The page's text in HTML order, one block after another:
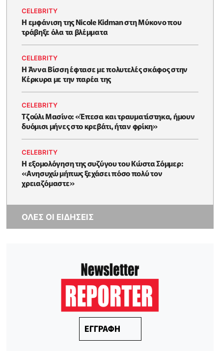
CELEBRITY
Η εμφάνιση της Nicole Kidman στη Μύκονο που
τράβηξε όλα τα βλέμματα
CELEBRITY
Η Άννα Βίσση έφτασε με πολυτελές σκάφος στην
Κέρκυρα με την παρέα της
CELEBRITY
Τζούλι Μασίνο: «Έπεσα και τραυματίστηκα, ήμουν
δυόμισι μήνες στο κρεβάτι, ήταν φρίκη»
CELEBRITY
Η εξομολόγηση της συζύγου του Κώστα Σόμμερ:
«Ανησυχώ μήπως ξεχάσει πόσο πολύ τον
χρειαζόμαστε»
ΟΛΕΣ ΟΙ ΕΙΔΗΣΕΙΣ
ΕΓΓΡΑΦΗ